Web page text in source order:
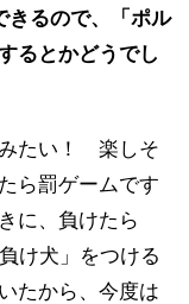
るので、「ポル
るとかどうでし
たい！ 楽しそ
ら罰ゲームです
に、負けたら
け犬」をつける
たから、今度は